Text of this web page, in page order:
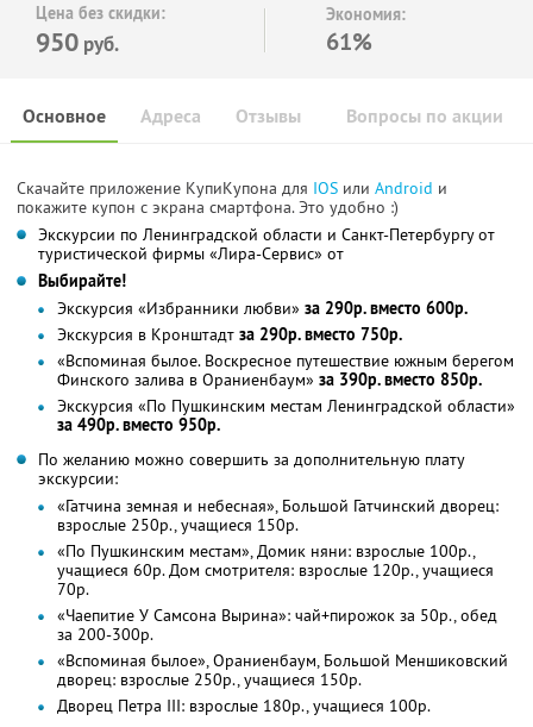
Цена без скидки:
950 руб.
Экономия:
61%
Основное Отзывы Вопросы по акции
Адреса
Скачайте приложение КупиКупона для IOS или Android и
покажите купон с экрана смартфона. Это удобно :)
Экскурсии по Ленинградской области и Санкт-Петербургу от
туристической фирмы «Лира-Сервис» от
Выбирайте!
Экскурсия «Избранники любви» за 290р. вместо 600р.
Экскурсия в Кронштадт за 290р. вместо 750р.
«Вспоминая былое. Воскресное путешествие южным берегом
Финского залива в Ораниенбаум» за 390р. вместо 850р.
Экскурсия «По Пушкинским местам Ленинградской области»
за 490р. вместо 950р.
По желанию можно совершить за дополнительную плату
экскурсии:
«Гатчина земная и небесная», Большой Гатчинский дворец:
взрослые 250р., учащиеся 150р.
«По Пушкинским местам», Домик няни: взрослые 100р.,
учащиеся 60р. Дом смотрителя: взрослые 120р., учащиеся
70р.
«Чаепитие У Самсона Вырина»: чай+пирожок за 50р., обед
за 200-300р.
«Вспоминая былое», Ораниенбаум, Большой Меншиковский
дворец: взрослые 250р., учащиеся 150р.
Дворец Петра III: взрослые 180р., учащиеся 100р.